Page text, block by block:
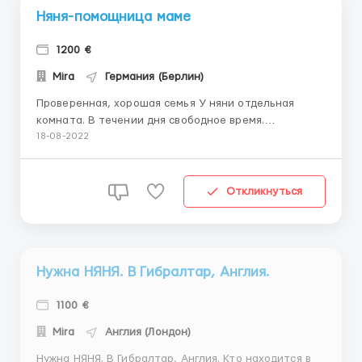
Няня-помощница маме
1200 €
Mira Германия (Берлин)
Проверенная, хорошая семья У няни отдельная
комната. В течении дня свободное время.
Компенсация расходов на дорогу. Для девочки 2,5
характером, неконфликтная. Семья
интеллигентная. Девочка ходит в сад с 8...
18-08-2022
Откликнуться
Нужна НЯНЯ. В Гибралтар, Англия.
1100 €
Mira Англия (Лондон)
Нужна НЯНЯ. В Гибралтар, Англия. Кто находится в